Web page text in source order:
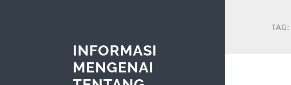
INFORMASI
MENGENAI
TAG: